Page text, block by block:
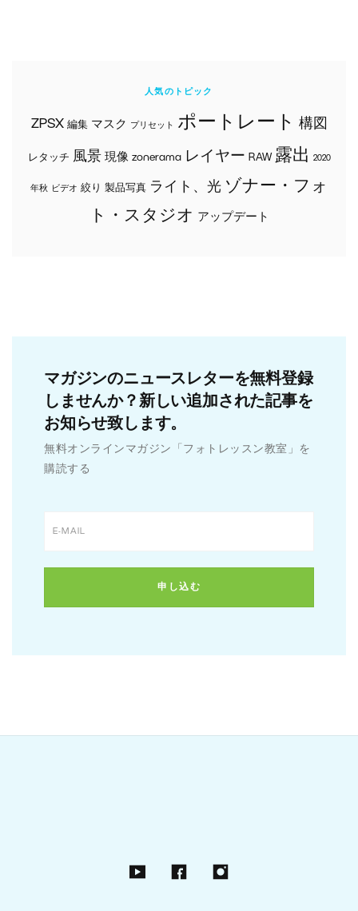
人気のトピック
ZPSX 編集 マスク プリセット ポートレート 構図
レタッチ 風景 現像 zonerama レイヤー RAW 露出 2020
年秋 ビデオ 絞り 製品写真 ライト、光 ゾナー・フォ
ト・スタジオ
アップデート
マガジンのニュースレターを無料登録
しませんか？新しい追加された記事を
お知らせ致します。
無料オンラインマガジン「フォトレッスン教室」を
購読する